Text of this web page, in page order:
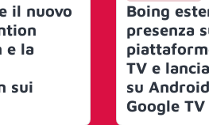
il nuovo
e la
sui
Boing
presenza
TV e
su
Google TV